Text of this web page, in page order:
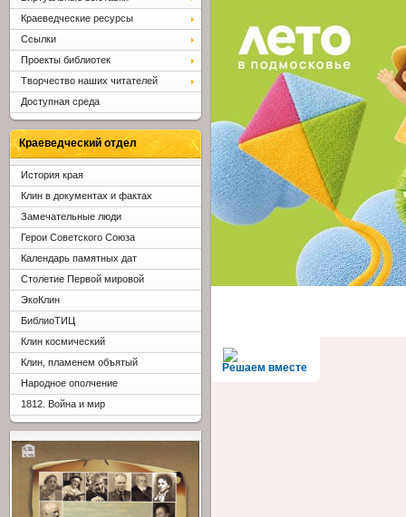
Решаем вместе
Краеведческие ресурсы
Ссылки
Проекты библиотек
Творчество наших читателей
Доступная среда
Краеведческий отдел
История края
Клин в документах и фактах
Замечательные люди
Герои Советского Союза
Календарь памятных дат
Столетие Первой мировой
ЭкоКлин
БиблиоТИЦ
Клин космический
Клин, пламенем объятый
Народное ополчение
1812. Война и мир